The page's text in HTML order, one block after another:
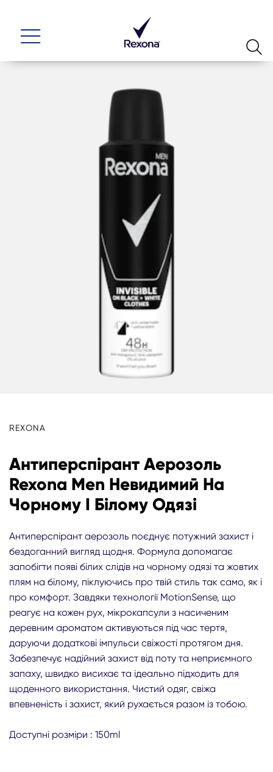
REXONA
Антиперспірант Аерозоль
Rexona Men Невидимий На
Чорному І Білому Одязі
Антиперспірант аерозоль поєднує потужний захист і
бездоганний вигляд щодня. Формула допомагає
запобігти появі білих слідів на чорному одязі та жовтих
плям на білому, піклуючись про твій стиль так само, як і
про комфорт. Завдяки технології MotionSense, що
реагує на кожен рух, мікрокапсули з насиченим
деревним ароматом активуються під час тертя,
даруючи додаткові імпульси свіжості протягом дня.
Забезпечує надійний захист від поту та неприємного
запаху, швидко висихає та ідеально підходить для
щоденного використання. Чистий одяг, свіжа
впевненість і захист, який рухається разом із тобою.
Доступні розміри : 150ml